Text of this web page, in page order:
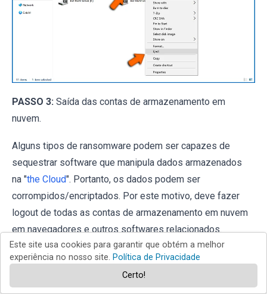
PASSO 3: Saída das contas de armazenamento em
nuvem.
Alguns tipos de ransomware podem ser capazes de
sequestrar software que manipula dados armazenados
na "the Cloud". Portanto, os dados podem ser
corrompidos/encriptados. Por este motivo, deve fazer
logout de todas as contas de armazenamento em nuvem
em navegadores e outros softwares relacionados.
Também deve considerar a desinstalação temporária do
software de gestão em nuvem até que a infecção seja
Este site usa cookies para garantir que obtém a melhor
experiência no nosso site. Política de Privacidade
Certo!